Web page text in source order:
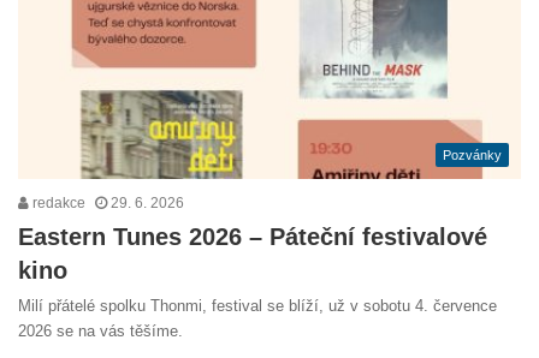
Pozvánky
redakce 29. 6. 2026
Eastern Tunes 2026 – Páteční festivalové
kino
Milí přátelé spolku Thonmi, festival se blíží, už v sobotu 4. července
2026 se na vás těšíme.